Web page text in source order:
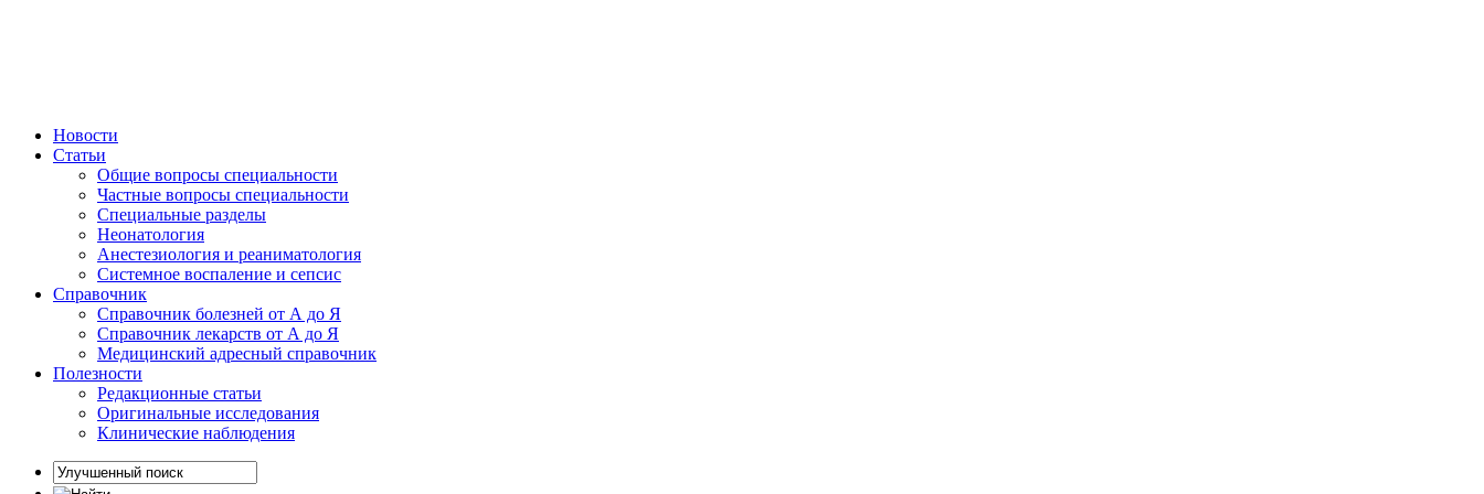
Новости
Статьи
Общие вопросы специальности
Частные вопросы специальности
Специальные разделы
Неонатология
Анестезиология и реаниматология
Системное воспаление и сепсис
Справочник
Справочник болезней от А до Я
Справочник лекарств от А до Я
Медицинский адресный справочник
Полезности
Редакционные статьи
Оригинальные исследования
Клинические наблюдения